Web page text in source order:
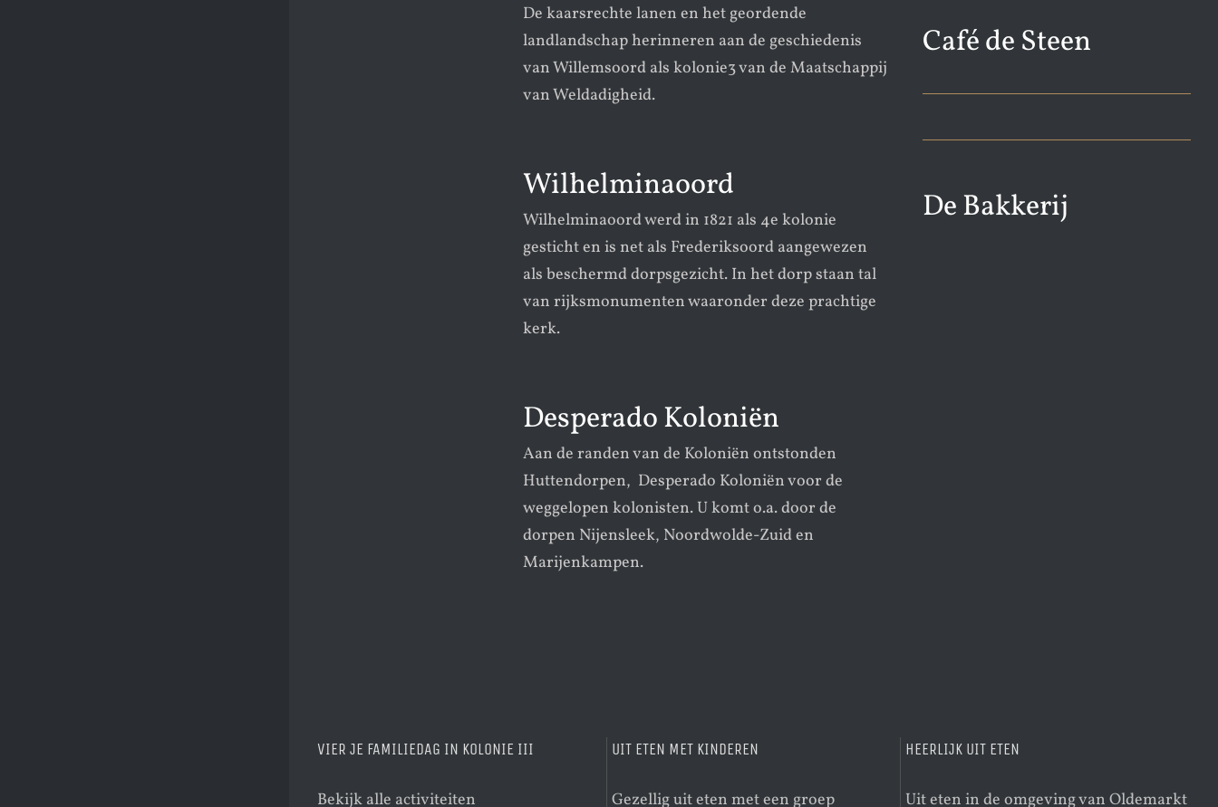
De kaarsrechte lanen en het geordende
landlandschap herinneren aan de geschiedenis
van Willemsoord als kolonie3 van de Maatschappij
van Weldadigheid.
Wilhelminaoord
Wilhelminaoord werd in 1821 als 4e kolonie
gesticht en is net als Frederiksoord aangewezen
als beschermd dorpsgezicht. In het dorp staan tal
van rijksmonumenten waaronder deze prachtige
kerk.
Desperado Koloniën
Aan de randen van de Koloniën ontstonden
Huttendorpen, Desperado Koloniën voor de
weggelopen kolonisten. U komt o.a. door de
dorpen Nijensleek, Noordwolde-Zuid en
Marijenkampen.
Café de Steen
De Bakkerij
VIER JE FAMILIEDAG IN KOLONIE III
Bekijk alle activiteiten
UIT ETEN MET KINDEREN
Gezellig uit eten met een groep
HEERLIJK UIT ETEN
Uit eten in de omgeving van Oldemarkt